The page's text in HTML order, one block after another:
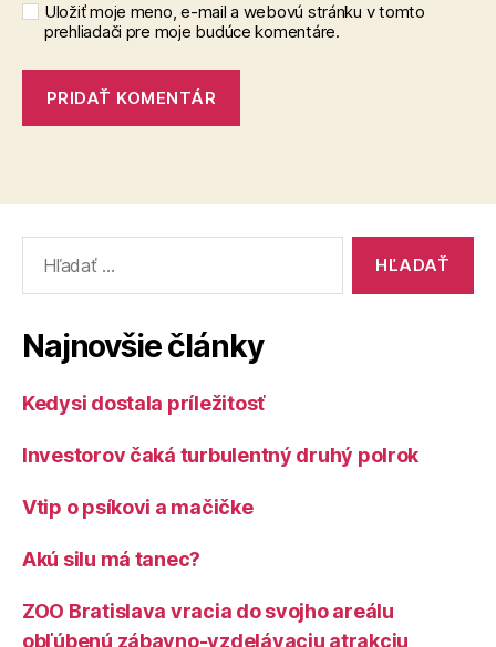
Uložiť moje meno, e-mail a webovú stránku v tomto
prehliadači pre moje budúce komentáre.
Najnovšie články
Kedysi dostala príležitosť
Investorov čaká turbulentný druhý polrok
Vtip o psíkovi a mačičke
Akú silu má tanec?
ZOO Bratislava vracia do svojho areálu
obľúbenú zábavno-vzdelávaciu atrakciu